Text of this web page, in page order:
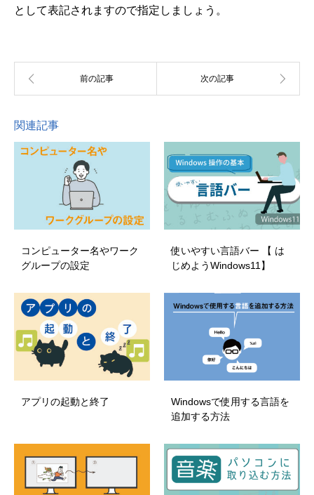
として表記されますので指定しましょう。
関連記事
コンピューター名やワーク
グループの設定
使いやすい言語バー 【 は
じめようWindows11】
アプリの起動と終了
Windowsで使用する言語を
追加する方法